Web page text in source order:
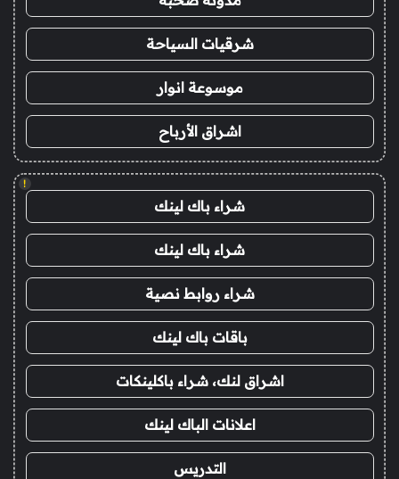
شرقيات السياحة
موسوعة انوار
اشراق الأرباح
!
شراء باك لينك
شراء باك لينك
شراء روابط نصية
باقات باك لينك
اشراق لنك، شراء باكلينكات
اعلانات الباك لينك
التدريس